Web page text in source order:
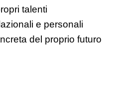
talenti
e personali
del proprio futuro